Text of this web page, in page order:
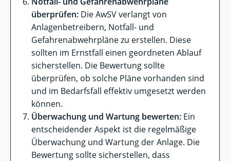
überprüfen: Die AwSV verlangt von
Anlagenbetreibern, Notfall- und
Gefahrenabwehrpläne zu erstellen. Diese
sollten im Ernstfall einen geordneten Ablauf
sicherstellen. Die Bewertung sollte
überprüfen, ob solche Pläne vorhanden sind
und im Bedarfsfall effektiv umgesetzt werden
können.
Überwachung und Wartung bewerten: Ein
entscheidender Aspekt ist die regelmäßige
Überwachung und Wartung der Anlage. Die
Bewertung sollte sicherstellen, dass